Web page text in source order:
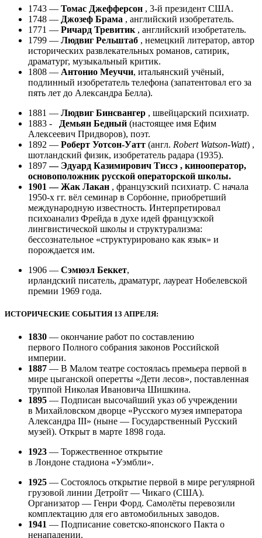
1743 — Томас Джефферсон , 3-й президент США.
1748 — Джозеф Брама , английский изобретатель.
1771 — Ричард Тревитик , английский изобретатель.
1799 — Людвиг Рельштаб , немецкий литератор, автор
исторических развлекательных романов, сатирик,
драматург, музыкальный критик.
1808 — Антонио Меуччи, итальянский учёный,
подлинный изобретатель телефона (запатентовал его за
пять лет до Александра Белла).
1881 — Людвиг Бинсвангер , швейцарский психиатр.
1883 -
Демьян Бедный (настоящее имя Ефим
Алексеевич Придворов), поэт.
1892 — Роберт Уотсон-Уатт (англ. Robert Watson-Watt) ,
шотландский физик, изобретатель радара (1935).
1897— Эдуард Казимирович Тиссэ , кинооператор,
основоположник русской операторской школы.
1901 — Жак Лакан , французский психиатр. С начала
1950-х гг. вёл семинар в Сорбонне, приобретший
международную известность. Интерпретировал
психоанализ Фрейда в духе идей французской
лингвистической школы и структурализма:
бессознательное «структурировано как язык» и
порождается им.
1906 — Сэмюэл Беккет,
ирландский писатель, драматург, лауреат Нобелевской
премии 1969 года.
ИСТОРИЧЕСКИЕ СОБЫТИЯ 13 АПРЕЛЯ:
1830 — окончание работ по составлению
первого Полного собрания законов Российской
империи.
1887 — В Малом театре состоялась премьера первой в
мире цыганской оперетты «Дети лесов», поставленная
труппой Николая Ивановича Шишкина.
1895 — Подписан высочайший указ об учреждении
в Михайловском дворце «Русского музея императора
Александра III» (ныне — Государственный Русский
музей). Открыт в марте 1898 года.
1923 — Торжественное открытие
в Лондоне стадиона «Уэмбли».
1925 — Состоялось открытие первой в мире регулярной
грузовой линии Детройт — Чикаго (США).
Организатор — Генри Форд. Самолёты перевозили
комплектацию для его автомобильных заводов.
1941 — Подписание советско-японского Пакта о
ненападении.